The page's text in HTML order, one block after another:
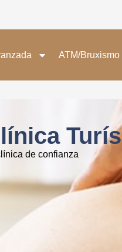
ATM/Bruxismo
Turís
de confianza